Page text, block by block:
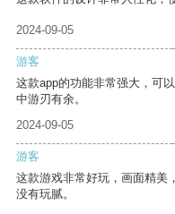
2024-09-05
游客
这款app的功能非常强大，可
中游刃有余。
2024-09-05
游客
这款游戏非常好玩，画面精美
没有玩腻。